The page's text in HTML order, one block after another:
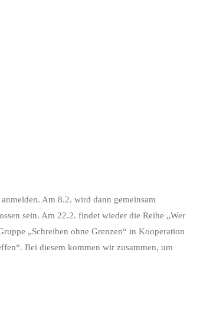
Am 8.2. wird dann gemeinsam
sein. Am 22.2. findet wieder die Reihe „Wer
„Schreiben ohne Grenzen“ in Kooperation
Bei diesem kommen wir zusammen, um